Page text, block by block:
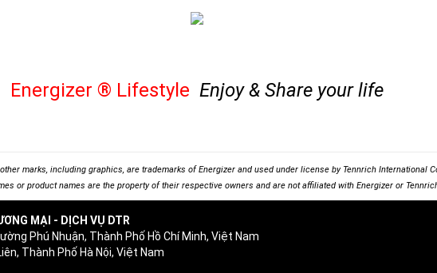
Energizer ® Lifestyle Enjoy & Share your life
marks, including graphics, are trademarks of Energizer and used under license by Tennrich International
or product names are the property of their respective owners and are not affiliated with Energizer or
MẠI - DỊCH VỤ DTR
Phú Nhuận, Thành Phố Hồ Chí Minh, Việt Nam
Thành Phố Hà Nội, Việt Nam